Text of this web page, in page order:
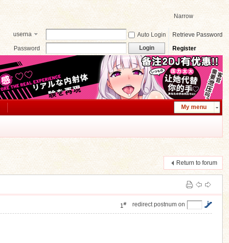
Narrow
userna
Auto Login
Retrieve Password
Password
Login Register
My menu
Return to forum
redirect postnum on
1#